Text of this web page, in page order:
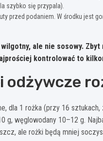
szybko się przypala).
przed podaniem. W środku jest
wilgotny, ale nie sosowy. Zbyt
kontrolować to
odżywcze
dla 1 rożka (przy 16
g, węglowodany 10–12 g.
ale rożki będą mniej